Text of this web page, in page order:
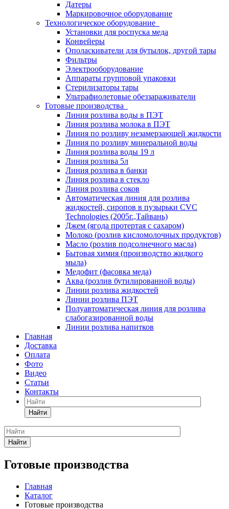
Датеры
Маркировочное оборудование
Технологическое оборудование
Установки для роспуска меда
Конвейеры
Ополаскиватели для бутылок, другой тары
Фильтры
Электрооборудование
Аппараты групповой упаковки
Стерилизаторы тары
Ультрафиолетовые обеззараживатели
Готовые производства
Линия розлива воды в ПЭТ
Линия розлива молока в ПЭТ
Линия по розливу незамерзающей жидкости
Линия по розливу минеральной воды
Линия розлива воды 19 л
Линия розлива 5л
Линия розлива в банки
Линия розлива в стекло
Линия розлива соков
Автоматическая линия для розлива
жидкостей, сиропов в пузырьки CVC
Technologies (2005г.,Тайвань)
Джем (ягода протертая с сахаром)
Молоко (розлив кисломолочных продуктов)
Масло (розлив подсолнечного масла)
Бытовая химия (производство жидкого
мыла)
Медофит (фасовка меда)
Аква (розлив бутилированной воды)
Линии розлива жидкостей
Линии розлива ПЭТ
Полуавтоматическая линия для розлива
слабогазированной воды
Линии розлива напитков
Главная
Доставка
Оплата
Фото
Видео
Статьи
Контакты
Найти
Найти
Готовые производства
Главная
Каталог
Готовые производства